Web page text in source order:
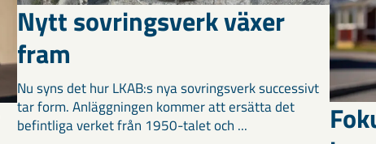
Nytt sovringsverk växer
fram
Nu syns det hur LKAB:s nya sovringsverk successivt
tar form. Anläggningen kommer att ersätta det
befintliga verket från 1950-talet och ...